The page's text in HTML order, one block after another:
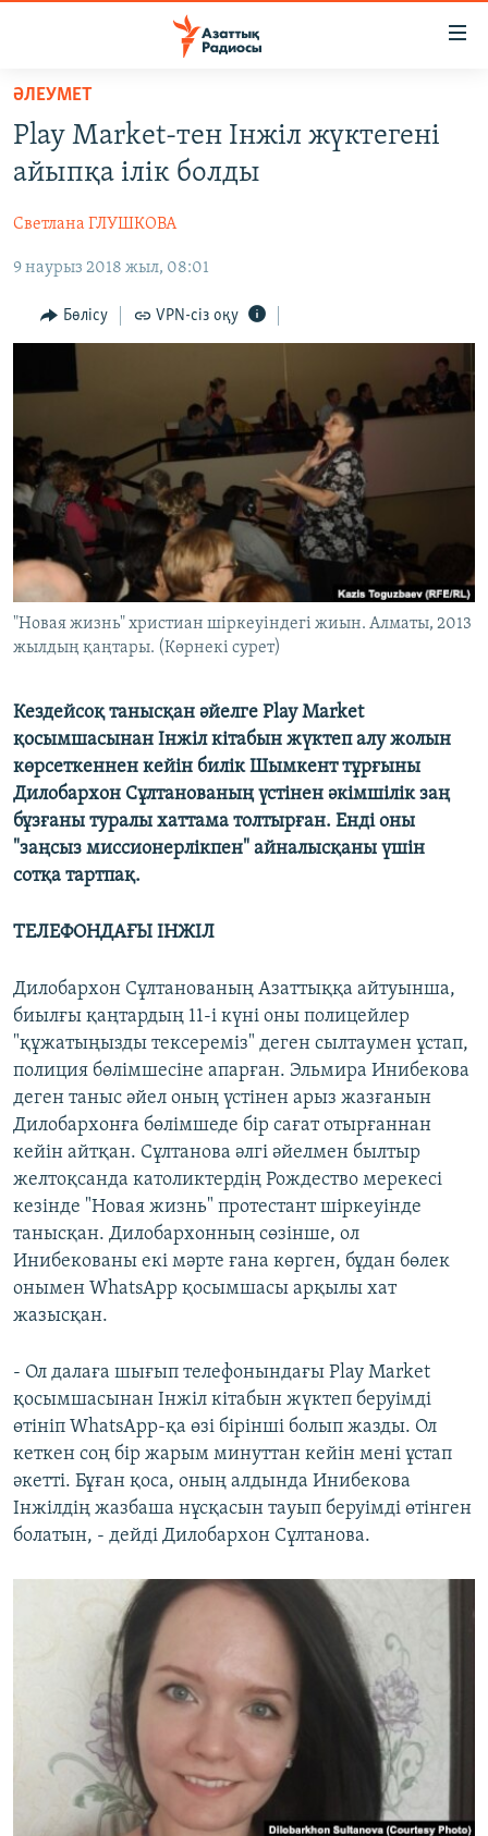
Skip
main
content
to
Navigation
ЖАҢАЛЫҚТАР
САЯСАТ
ҚАҢТАР ОҚИҒАСЫ
АДАМ ҚҰҚЫҚТАРЫ
ӘЛЕУМЕТ
АРНАЙЫ ЖОБАЛАР
Русский
ЖАЗЫЛЫҢЫЗ
Басқа тілдерде
ӘЛЕУМЕТ
Play Market-тен Інжіл жүктегені
айыпқа ілік болды
Светлана ГЛУШКОВА
9 наурыз 2018 жыл, 08:01
Бөлісу VPN-сіз оқу
"Новая жизнь" христиан шіркеуіндегі жиын. Алматы, 2013
жылдың қаңтары. (Көрнекі сурет)
Кездейсоқ танысқан әйелге Play Market
қосымшасынан Інжіл кітабын жүктеп алу жолын
көрсеткеннен кейін билік Шымкент тұрғыны
Дилобархон Сұлтанованың үстінен әкімшілік заң
бұзғаны туралы хаттама толтырған. Енді оны
"заңсыз миссионерлікпен" айналысқаны үшін
сотқа тартпақ.
ТЕЛЕФОНДАҒЫ ІНЖІЛ
Дилобархон Сұлтанованың Азаттыққа айтуынша,
биылғы қаңтардың 11-і күні оны полицейлер
"құжатыңызды тексереміз" деген сылтаумен ұстап,
полиция бөлімшесіне апарған. Эльмира Инибекова
деген таныс әйел оның үстінен арыз жазғанын
Дилобархонға бөлімшеде бір сағат отырғаннан
кейін айтқан. Сұлтанова әлгі әйелмен былтыр
желтоқсанда католиктердің Рождество мерекесі
кезінде "Новая жизнь" протестант шіркеуінде
танысқан. Дилобархонның сөзінше, ол
Инибекованы екі мәрте ғана көрген, бұдан бөлек
онымен WhatsApp қосымшасы арқылы хат
жазысқан.
- Ол далаға шығып телефонындағы Play Market
қосымшасынан Інжіл кітабын жүктеп беруімді
өтініп WhatsApp-қа өзі бірінші болып жазды. Ол
кеткен соң бір жарым минуттан кейін мені ұстап
әкетті. Бұған қоса, оның алдында Инибекова
Інжілдің жазбаша нұсқасын тауып беруімді өтінген
болатын, - дейді Дилобархон Сұлтанова.